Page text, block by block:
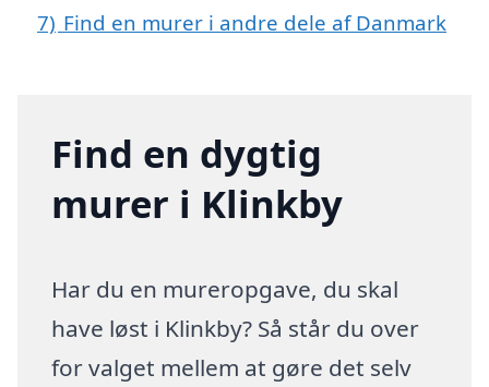
7) Find en murer i andre dele af Danmark
Find en dygtig
murer i Klinkby
Har du en mureropgave, du skal
have løst i Klinkby? Så står du over
for valget mellem at gøre det selv